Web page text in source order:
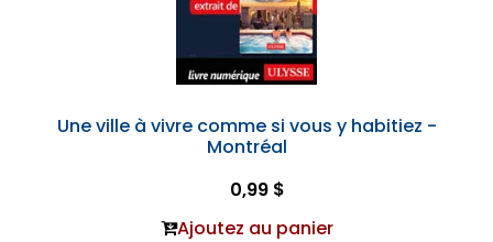
Une ville à vivre comme si vous y habitiez -
Montréal
0,99 $
Ajoutez au panier